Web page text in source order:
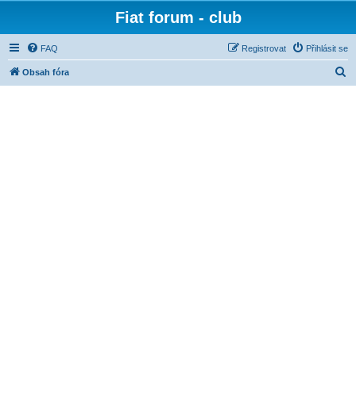
Fiat forum - club
FAQ Přihlásit se
Registrovat
Obsah fóra